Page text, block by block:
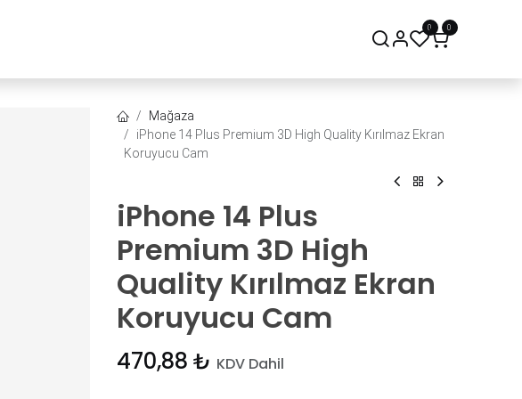
0 0
Mağaza
iPhone 14 Plus Premium 3D High Quality Kırılmaz Ekran
Koruyucu Cam
iPhone 14 Plus
Premium 3D High
Quality Kırılmaz Ekran
Koruyucu Cam
470,88 ₺ KDV Dahil